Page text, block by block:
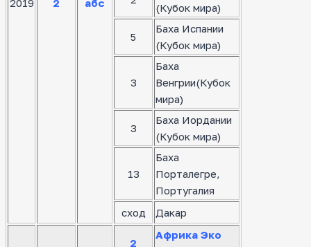
2019 2 абс
(Кубок мира)
5
Баха Испании
(Кубок мира)
3
Баха
Венгрии(Кубок
мира)
3
Баха Иордании
(Кубок мира)
13
Баха
Порталегре,
Португалия
сход
Дакар
2
Африка Эко